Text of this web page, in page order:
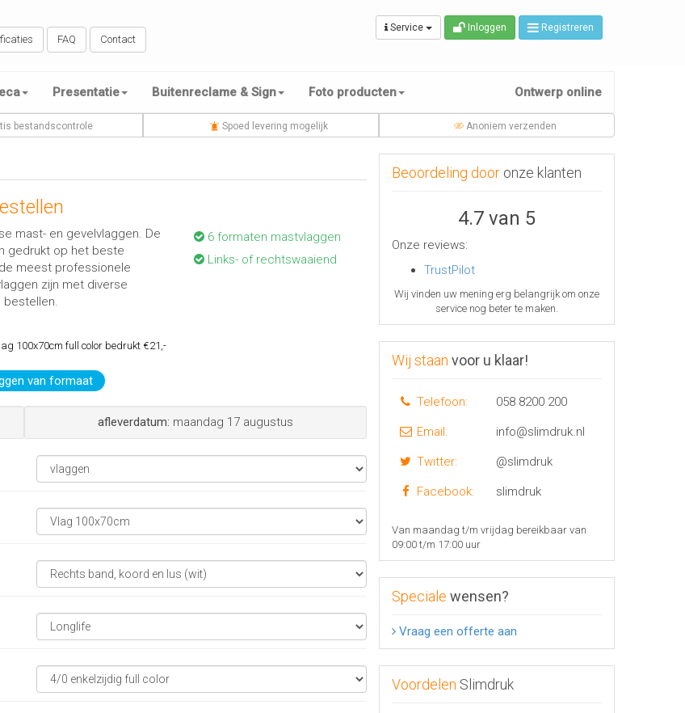
FAQ Contact
Service Inloggen Registreren
Presentatie Buitenreclame & Sign Foto producten Ontwerp online
bestandscontrole Spoed levering mogelijk Anoniem verzenden
mast- en gevelvlaggen. De
gedrukt op het beste
meest professionele
zijn met diverse
6 formaten mastvlaggen
Links- of rechtswaaiend
100x70cm full color bedrukt €21,-
van formaat
afleverdatum: maandag 17 augustus
Beoordeling dooronze klanten
4.7 van 5
Onze reviews:
TrustPilot
Wij vinden uw mening erg belangrijk om onze
service nog beter te maken.
Wij staan voor u klaar!
Telefoon: 058 8200 200
Email: info@slimdruk.nl
Twitter: @slimdruk
Facebook: slimdruk
Van maandag t/m vrijdag bereikbaar van
09:00 t/m 17:00 uur
Speciale wensen?
Vraag een offerte aan
Voordelen Slimdruk